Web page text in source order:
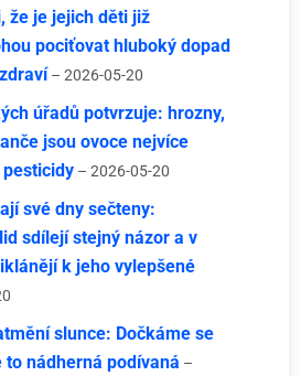
že je jejich děti již
pociťovat hluboký dopad
– 2026-05-20
úřadů potvrzuje: hrozny,
jsou ovoce nejvíce
– 2026-05-20
své dny sečteny:
sdílejí stejný názor a v
k jeho vylepšené
slunce: Dočkáme se
to nádherná podívaná –